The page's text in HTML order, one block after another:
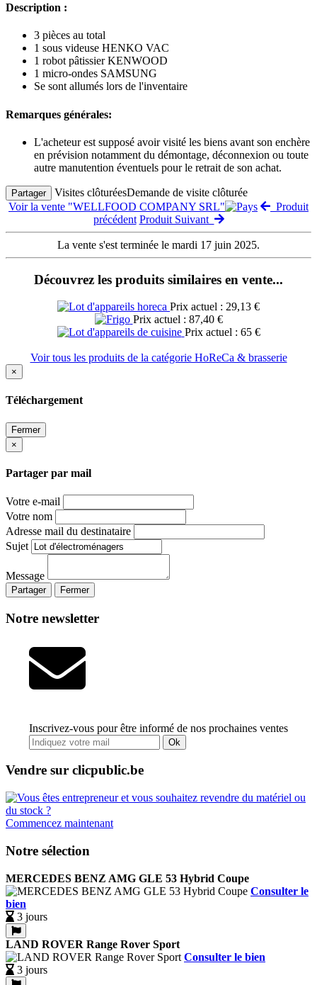
Description :
3 pièces au total
1 sous videuse HENKO VAC
1 robot pâtissier KENWOOD
1 micro-ondes SAMSUNG
Se sont allumés lors de l'inventaire
Remarques générales:
L'acheteur est supposé avoir visité les biens avant son enchère
en prévision notamment du démontage, déconnexion ou toute
autre manutention éventuels pour le retrait de son achat.
Partager Visites clôturéesDemande de visite clôturée
Voir la vente "WELLFOOD COMPANY SRL"
Produit
précédent Produit Suivant
La vente s'est terminée le mardi 17 juin 2025.
Découvrez les produits similaires en vente...
Prix actuel : 29,13 €
Prix actuel : 87,40 €
Prix actuel : 65 €
Voir tous les produits de la catégorie HoReCa & brasserie
×
Téléchargement
Fermer
×
Partager par mail
Votre e-mail
Votre nom
Adresse mail du destinataire
Sujet
Message
Partager Fermer
Notre newsletter
Inscrivez-vous pour être informé de nos prochaines ventes
Ok
Vendre sur clicpublic.be
Commencez maintenant
Notre sélection
MERCEDES BENZ AMG GLE 53 Hybrid Coupe
Consulter le
bien
3 jours
LAND ROVER Range Rover Sport
Consulter le bien
3 jours